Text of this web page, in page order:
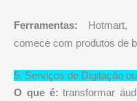
Ferramentas: Hotmart,
comece com produtos de
5. Serviços de Digitação
O que é: transformar